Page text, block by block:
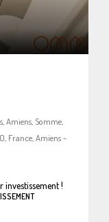
Amiens, Somme,
France, Amiens -
investissement !